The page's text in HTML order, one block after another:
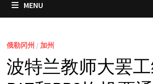
MENU
俄勒冈州 / 加州
波特兰教师大罢工